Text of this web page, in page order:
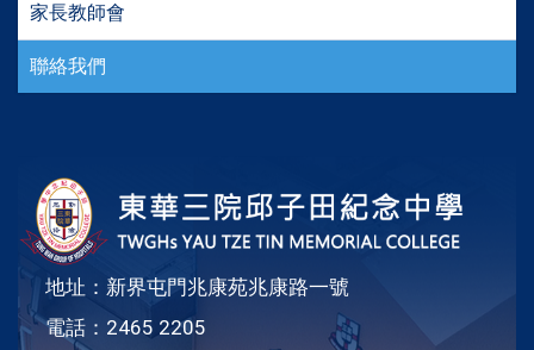
家長教師會
聯絡我們
地址：新界屯門兆康苑兆康路一號
電話：2465 2205